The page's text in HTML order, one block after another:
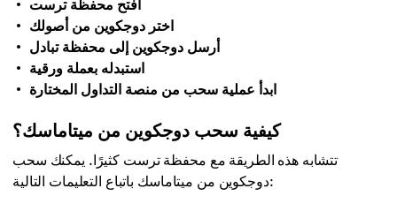
افتح محفظة ترست
اختر دوجكوين من أصولك
أرسل دوجكوين إلى محفظة تبادل
استبدله بعملة ورقية
ابدأ عملية سحب من منصة التداول المختارة
كيفية سحب دوجكوين من ميتاماسك؟
تتشابه هذه الطريقة مع محفظة ترست كثيرًا. يمكنك سحب
دوجكوين من ميتاماسك باتباع التعليمات التالية: